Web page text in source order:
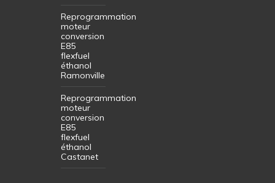
Reprogrammation
moteur
conversion
E85
flexfuel
éthanol
Ramonville
Reprogrammation
moteur
conversion
E85
flexfuel
éthanol
Castanet